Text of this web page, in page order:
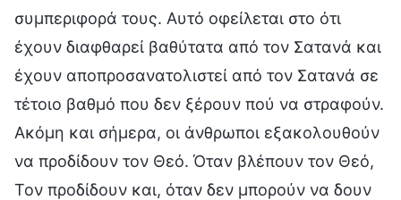
συμπεριφορά τους. Αυτό οφείλεται στο ότι
έχουν διαφθαρεί βαθύτατα από τον Σατανά και
έχουν αποπροσανατολιστεί από τον Σατανά σε
τέτοιο βαθμό που δεν ξέρουν πού να στραφούν.
Ακόμη και σήμερα, οι άνθρωποι εξακολουθούν
να προδίδουν τον Θεό. Όταν βλέπουν τον Θεό,
Τον προδίδουν και, όταν δεν μπορούν να δουν